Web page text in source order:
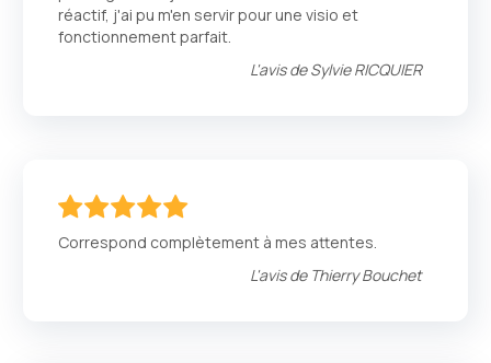
réactif, j'ai pu m'en servir pour une visio et
fonctionnement parfait.
L'avis deSylvie RICQUIER
Correspond complètement à mes attentes.
L'avis de Thierry Bouchet